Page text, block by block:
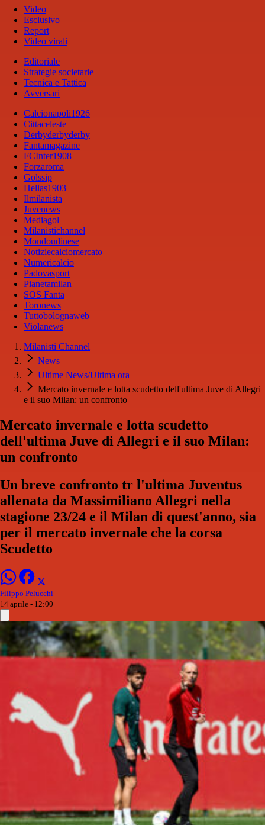
Video
Esclusivo
Report
Video virali
Editoriale
Strategie societarie
Tecnica e Tattica
Avversari
Calcionapoli1926
Cittaceleste
Derbyderbyderby
Fantamagazine
FCInter1908
Forzaroma
Golssip
Hellas1903
Ilmilanista
Juvenews
Mediagol
Milanistichannel
Mondoudinese
Notiziecalciomercato
Numericalcio
Padovasport
Pianetamilan
SOS Fanta
Toronews
Tuttobolognaweb
Violanews
Milanisti Channel
News
Ultime News/Ultima ora
Mercato invernale e lotta scudetto dell'ultima Juve di Allegri
e il suo Milan: un confronto
Mercato invernale e lotta scudetto
dell'ultima Juve di Allegri e il suo Milan:
un confronto
Un breve confronto tr l'ultima Juventus
allenata da Massimiliano Allegri nella
stagione 23/24 e il Milan di quest'anno, sia
per il mercato invernale che la corsa
Scudetto
Filippo Pelucchi
14 aprile - 12:00